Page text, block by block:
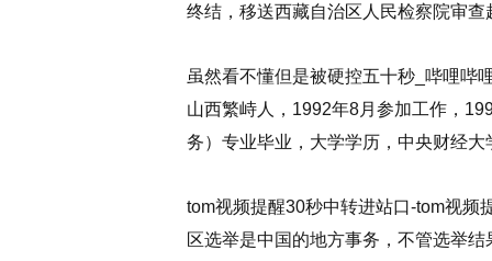
终结，移送西藏自治区人民检察院审查
虽然看不懂但是被硬控五十秒_哔哩
山西繁峙人，1992年8月参加工作，
务）专业毕业，大学学历，中央财经大
tom视频提醒30秒中转进站口-tom视
区选举是中国的地方事务，不管选举